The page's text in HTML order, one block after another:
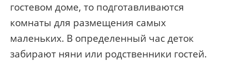
гостевом доме, то подготавливаются
комнаты для размещения самых
маленьких. В определенный час деток
забирают няни или родственники гостей.